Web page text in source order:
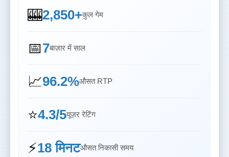
🎰2,850+कुल गेम
📅7बाज़ार में साल
📈96.2%औसत RTP
⭐4.3/5यूज़र रेटिंग
⚡18 मिनटऔसत निकासी समय